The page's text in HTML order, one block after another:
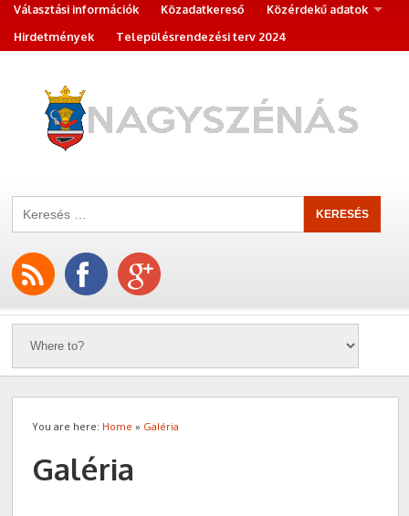
Választási információk
Közadatkereső
Közérdekű adatok
Hirdetmények
Településrendezési terv 2024
You are here: Home » Galéria
Galéria